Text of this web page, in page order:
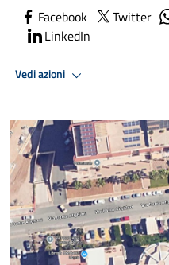
Facebook Twitter
LinkedIn
Vedi azioni